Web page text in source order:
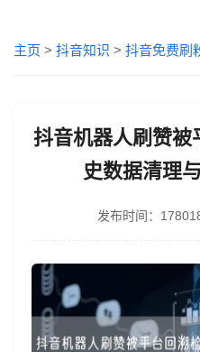
主页 > 抖音知识 > 抖音免费刷
抖音机器人刷赞被
史数据清理
发布时间：